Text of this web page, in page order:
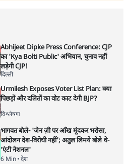
Abhijeet Dipke Press Conference: CJP
का 'Kya Bolti Public' अभियान, चुनाव नहीं
लड़ेगी CJP!
दिल्ली
Urmilesh Exposes Voter List Plan: क्या
पिछड़ों और दलितों का वोट काट देगी BJP?
विश्लेषण
भागवत बोले- 'जेन ज़ी पर आँख मूंदकर भरोसा,
आंदोलन देश-विरोधी नहीं'; अतुल लिमये बोले थे-
'एंटी नेशनल'
6 Min• देश